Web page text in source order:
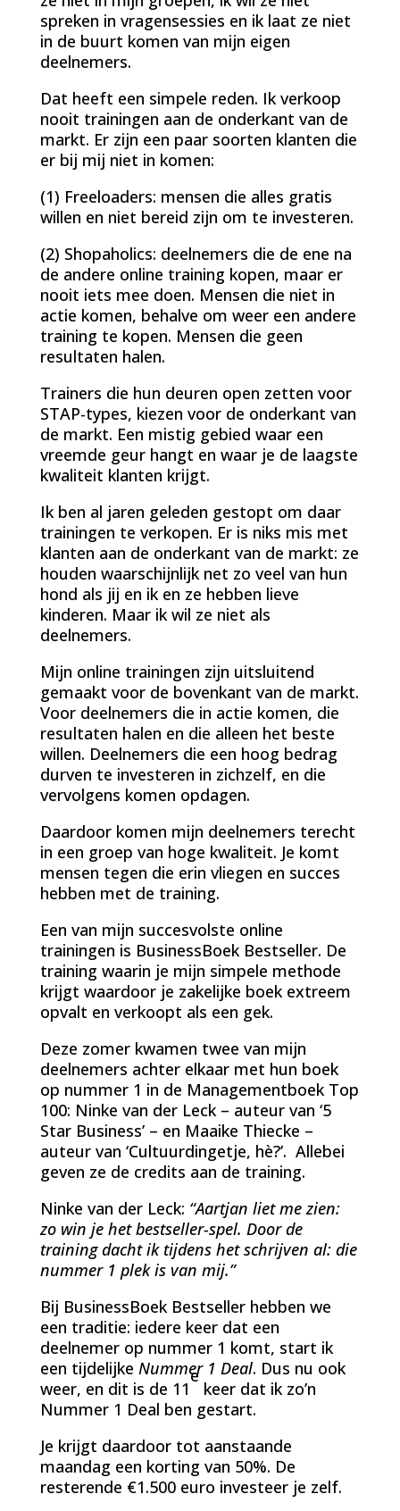
spreken in vragensessies en ik laat ze niet
in de buurt komen van mijn eigen
deelnemers.
Dat heeft een simpele reden. Ik verkoop
nooit trainingen aan de onderkant van de
markt. Er zijn een paar soorten klanten die
er bij mij niet in komen:
(1) Freeloaders: mensen die alles gratis
willen en niet bereid zijn om te investeren.
(2) Shopaholics: deelnemers die de ene na
de andere online training kopen, maar er
nooit iets mee doen. Mensen die niet in
actie komen, behalve om weer een andere
training te kopen. Mensen die geen
resultaten halen.
Trainers die hun deuren open zetten voor
STAP-types, kiezen voor de onderkant van
de markt. Een mistig gebied waar een
vreemde geur hangt en waar je de laagste
kwaliteit klanten krijgt.
Ik ben al jaren geleden gestopt om daar
trainingen te verkopen. Er is niks mis met
klanten aan de onderkant van de markt: ze
houden waarschijnlijk net zo veel van hun
hond als jij en ik en ze hebben lieve
kinderen. Maar ik wil ze niet als
deelnemers.
Mijn online trainingen zijn uitsluitend
gemaakt voor de bovenkant van de markt.
Voor deelnemers die in actie komen, die
resultaten halen en die alleen het beste
willen. Deelnemers die een hoog bedrag
durven te investeren in zichzelf, en die
vervolgens komen opdagen.
Daardoor komen mijn deelnemers terecht
in een groep van hoge kwaliteit. Je komt
mensen tegen die erin vliegen en succes
hebben met de training.
Een van mijn succesvolste online
trainingen is BusinessBoek Bestseller. De
training waarin je mijn simpele methode
krijgt waardoor je zakelijke boek extreem
opvalt en verkoopt als een gek.
Deze zomer kwamen twee van mijn
deelnemers achter elkaar met hun boek
op nummer 1 in de Managementboek Top
100: Ninke van der Leck – auteur van ‘5
Star Business’ – en Maaike Thiecke –
auteur van ‘Cultuurdingetje, hè?’. Allebei
geven ze de credits aan de training.
Ninke van der Leck: “Aartjan liet me zien:
zo win je het bestseller-spel. Door de
training dacht ik tijdens het schrijven al: die
nummer 1 plek is van mij.”
Bij BusinessBoek Bestseller hebben we
een traditie: iedere keer dat een
deelnemer op nummer 1 komt, start ik
een tijdelijke Nummer 1 Deal. Dus nu ook
weer, en dit is de 11
e
keer dat ik zo’n
Nummer 1 Deal ben gestart.
Je krijgt daardoor tot aanstaande
maandag een korting van 50%. De
resterende €1.500 euro investeer je zelf.